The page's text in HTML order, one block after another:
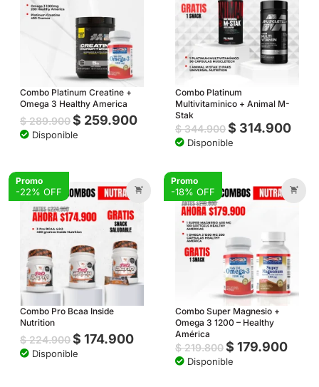
Combo Platinum Creatine +
Omega 3 Healthy America
$289.900$ 259.900
Disponible
Combo Platinum
Multivitaminico + Animal M-
Stak
$344.900$ 314.900
Disponible
Combo Pro Bcaa Inside
Nutrition
$224.900$ 174.900
Disponible
Promo
-22% OFF
Combo Super Magnesio +
Omega 3 1200 – Healthy
América
$219.800$ 179.900
Disponible
Promo
-18% OFF